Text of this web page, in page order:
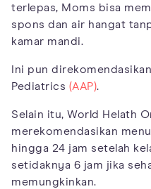
terlepas, Moms bisa
spons dan air hangat
kamar mandi.
Ini pun
Pediatrics (AAP).
Selain itu, World Helath
merekomendasikan
hingga 24 jam setelah
setidaknya 6 jam jika
memungkinkan.